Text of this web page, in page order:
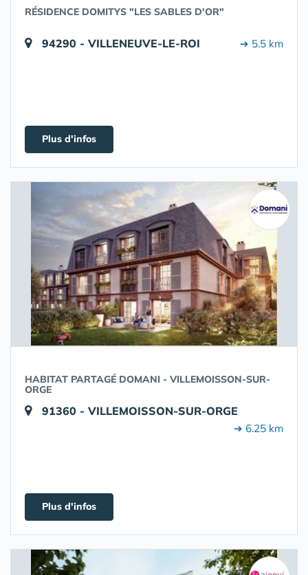
RÉSIDENCE DOMITYS "LES SABLES D'OR"
94290 - VILLENEUVE-LE-ROI ➔ 5.5 km
Plus d'infos
HABITAT PARTAGÉ DOMANI - VILLEMOISSON-SUR-
ORGE
91360 - VILLEMOISSON-SUR-ORGE
➔ 6.25 km
Plus d'infos